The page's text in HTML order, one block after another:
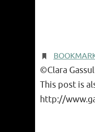
©Clara
This post is
http://